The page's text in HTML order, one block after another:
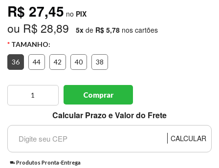
PROMOÇÕES
MARCAS
CENTRAL
Chat
Envie-
R$ 27,45 no PIX
ou R$ 28,89 5x de R$ 5,78 nos cartões
TAMANHO:
36 44 42 40 38
Comprar
Calcular Prazo e Valor do Frete
CALCULAR
Produtos Pronta-Entrega